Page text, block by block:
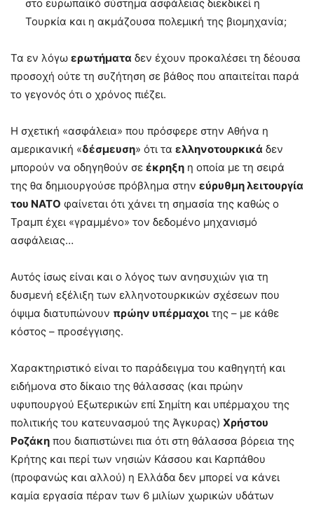
στο ευρωπαϊκό σύστημα ασφάλειας διεκδικεί η
Τουρκία και η ακμάζουσα πολεμική της βιομηχανία;
Τα εν λόγω ερωτήματα δεν έχουν προκαλέσει τη δέουσα
προσοχή ούτε τη συζήτηση σε βάθος που απαιτείται παρά
το γεγονός ότι ο χρόνος πιέζει.
Η σχετική «ασφάλεια» που πρόσφερε στην Αθήνα η
αμερικανική «δέσμευση» ότι τα ελληνοτουρκικά δεν
μπορούν να οδηγηθούν σε έκρηξη η οποία με τη σειρά
της θα δημιουργούσε πρόβλημα στην εύρυθμη λειτουργία
του ΝΑΤΟ φαίνεται ότι χάνει τη σημασία της καθώς ο
Τραμπ έχει «γραμμένο» τον δεδομένο μηχανισμό
ασφάλειας…
Αυτός ίσως είναι και ο λόγος των ανησυχιών για τη
δυσμενή εξέλιξη των ελληνοτουρκικών σχέσεων που
όψιμα διατυπώνουν πρώην υπέρμαχοι της – με κάθε
κόστος – προσέγγισης.
Χαρακτηριστικό είναι το παράδειγμα του καθηγητή και
ειδήμονα στο δίκαιο της θάλασσας (και πρώην
υφυπουργού Εξωτερικών επί Σημίτη και υπέρμαχου της
πολιτικής του κατευνασμού της Άγκυρας) Χρήστου
Ροζάκη που διαπιστώνει πια ότι στη θάλασσα βόρεια της
Κρήτης και περί των νησιών Κάσσου και Καρπάθου
(προφανώς και αλλού) η Ελλάδα δεν μπορεί να κάνει
καμία εργασία πέραν των 6 μιλίων χωρικών υδάτων